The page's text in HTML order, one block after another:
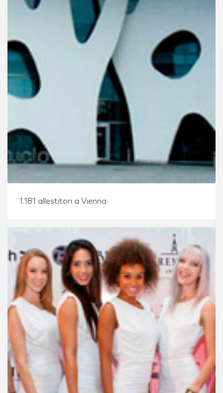
1.181 allestitori a Vienna